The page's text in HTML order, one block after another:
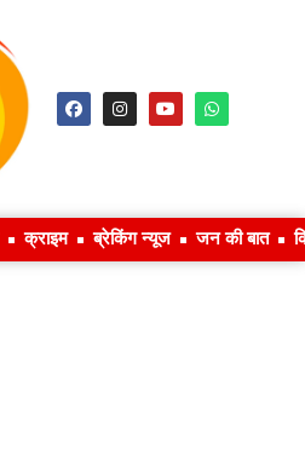
क्राइम ब्रेकिंग न्यूज जन की बात